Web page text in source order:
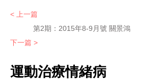
< 上一篇
第2期： 2015年8-9月號 關景鴻
下一篇 >
運動治療情緒病